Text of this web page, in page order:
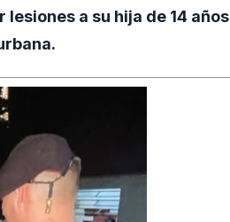
a su hija de 14 años,